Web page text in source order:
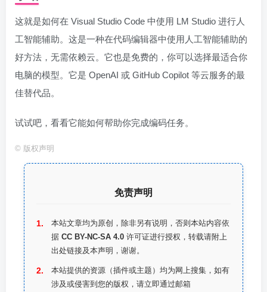
这就是如何在 Visual Studio Code 中使用 LM Studio 进行人
工智能辅助。这是一种在代码编辑器中使用人工智能辅助的
好方法，无需依赖云。它也是免费的，你可以选择最适合你
电脑的模型。它是 OpenAI 或 GitHub Copilot 等云服务的最
佳替代品。
试试吧，看看它能如何帮助你完成编码任务。
© 版权声明
免责声明
本站文章均为原创，除非另有说明，否则本站内容依
据 CC BY-NC-SA 4.0 许可证进行授权，转载请附上
出处链接及本声明，谢谢。
本站提供的资源（插件或主题）均为网上搜集，如有
涉及或侵害到您的版权，请立即通过邮箱